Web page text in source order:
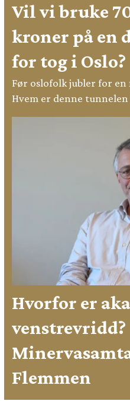
Vil vi bruke
kroner på en
for tog i Oslo?
Før oslofolk jubler for
Hvem er denne tunnelen
Hvorfor er
venstrevridd?
Flemmen